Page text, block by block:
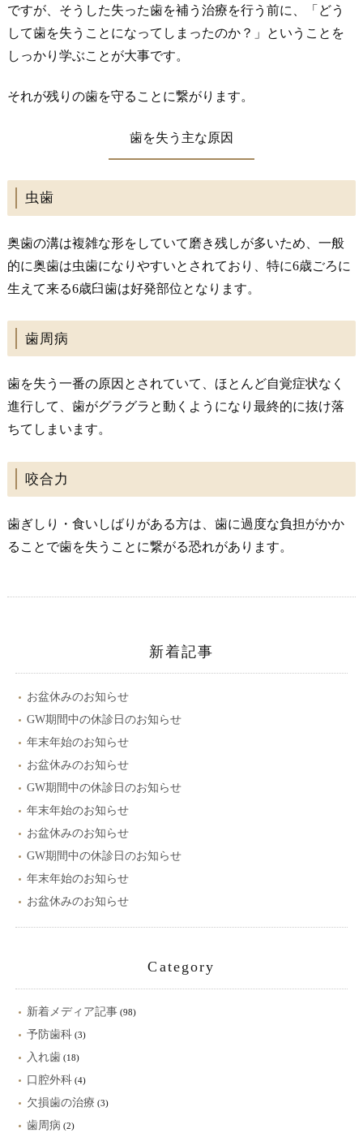
ですが、そうした失った歯を補う治療を行う前に、「どう
して歯を失うことになってしまったのか？」ということを
しっかり学ぶことが大事です。
それが残りの歯を守ることに繋がります。
歯を失う主な原因
虫歯
奥歯の溝は複雑な形をしていて磨き残しが多いため、一般
的に奥歯は虫歯になりやすいとされており、特に6歳ごろに
生えて来る6歳臼歯は好発部位となります。
歯周病
歯を失う一番の原因とされていて、ほとんど自覚症状なく
進行して、歯がグラグラと動くようになり最終的に抜け落
ちてしまいます。
咬合力
歯ぎしり・食いしばりがある方は、歯に過度な負担がかか
ることで歯を失うことに繋がる恐れがあります。
新着記事
お盆休みのお知らせ
GW期間中の休診日のお知らせ
年末年始のお知らせ
お盆休みのお知らせ
GW期間中の休診日のお知らせ
年末年始のお知らせ
お盆休みのお知らせ
GW期間中の休診日のお知らせ
年末年始のお知らせ
お盆休みのお知らせ
Category
新着メディア記事(98)
予防歯科(3)
入れ歯(18)
口腔外科(4)
欠損歯の治療 (3)
歯周病 (2)